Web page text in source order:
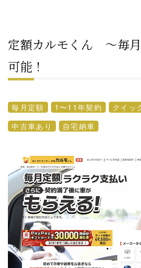
定額カルモくん 〜毎
可能！
毎月定額 1〜11年契約 クイッ
中古車あり
自宅納車